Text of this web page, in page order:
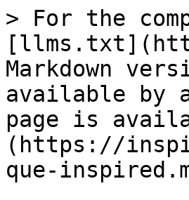
> For the
Markdown
available by
page is
(https://
que-